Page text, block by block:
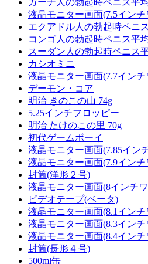
液晶モニター画面(7.5インチ
エクアドル人の勃起時ペニ
コンゴ人の勃起時ペニス平
スーダン人の勃起時ペニス
カシオミニ
液晶モニター画面(7.7インチ
デーモン・コア
明治 きのこの山 74g
5.25インチフロッピー
明治 たけのこの里 70g
初代ゲームボーイ
液晶モニター画面(7.85イン
液晶モニター画面(7.9インチ
封筒(洋形２号)
液晶モニター画面(8インチ
ビデオテープ(ベータ)
液晶モニター画面(8.1インチ
液晶モニター画面(8.3インチ
液晶モニター画面(8.4インチ
封筒(長形４号)
500ml缶